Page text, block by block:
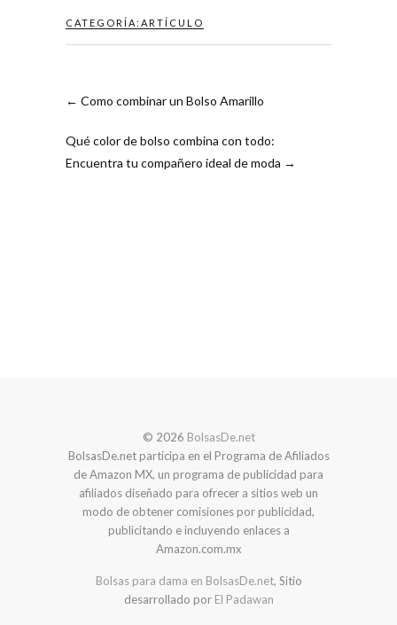
CATEGORÍA: ARTÍCULO
← Como combinar un Bolso Amarillo
Qué color de bolso combina con todo:
Encuentra tu compañero ideal de moda →
© 2026 BolsasDe.net
BolsasDe.net participa en el Programa de Afiliados
de Amazon MX, un programa de publicidad para
afiliados diseñado para ofrecer a sitios web un
modo de obtener comisiones por publicidad,
publicitando e incluyendo enlaces a
Amazon.com.mx
Bolsas para dama en BolsasDe.net, Sitio
desarrollado por El Padawan